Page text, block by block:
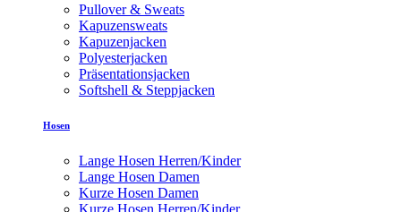
Pullover & Sweats
Kapuzensweats
Kapuzenjacken
Polyesterjacken
Präsentationsjacken
Softshell & Steppjacken
Hosen
Lange Hosen Herren/Kinder
Lange Hosen Damen
Kurze Hosen Damen